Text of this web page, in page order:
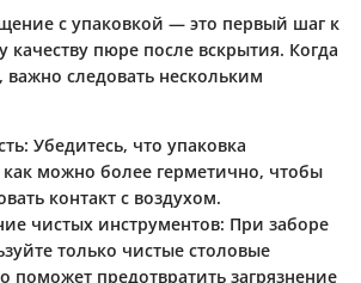
с упаковкой — это первый шаг к
качеству пюре после вскрытия. Когда
важно следовать нескольким
: Убедитесь, что упаковка
как можно более герметично, чтобы
контакт с воздухом.
чистых инструментов: При заборе
только чистые столовые
поможет предотвратить загрязнение